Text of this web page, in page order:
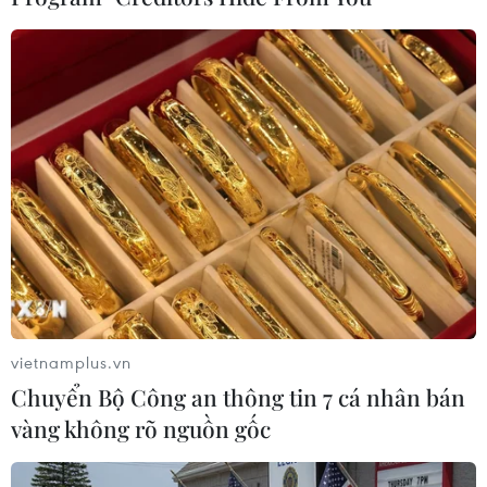
(Vietnam+)
#Nga #Ấn Độ #Su-57 #phòng không
#vũ khí
#công nghệ #tiêm kích Ấn Độ Nga
vietnamplus.vn
Chuyển Bộ Công an thông tin 7 cá nhân bán
vàng không rõ nguồn gốc